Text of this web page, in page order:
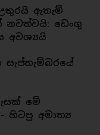
ඇතැම්
නවත්වයි: ඩෙංගු
අවශ්‍යයි
මේ
හිටපු අමාත්‍ය